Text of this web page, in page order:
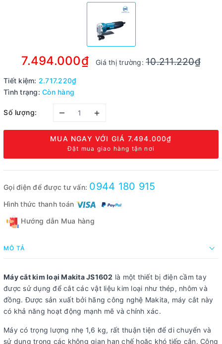
7.494.000₫ Giá thị trường: 10.211.220₫
Tiết kiệm: 2.717.220₫
Tình trạng: Còn hàng
Số lượng: – +
MUA NGAY VỚI GIÁ 7.494.000₫
Đặt mua giao hàng tận nơi
Gọi điện để được tư vấn: 0944 180 915
Hình thức thanh toán
Hướng dẫn Mua hàng
MÔ TẢ
Máy cắt kim loại Makita JS1602 là một thiết bị điện cầm tay
được sử dụng để cắt các vật liệu kim loại như thép, nhôm và
đồng. Được sản xuất bởi hãng công nghệ Makita, máy cắt này
có khả năng hoạt động mạnh mẽ và chính xác.
Máy có trọng lượng nhẹ 1,6 kg, rất thuận tiện để di chuyển và
sử dụng trong các không gian hạn chế hoặc khó tiếp cận. Công